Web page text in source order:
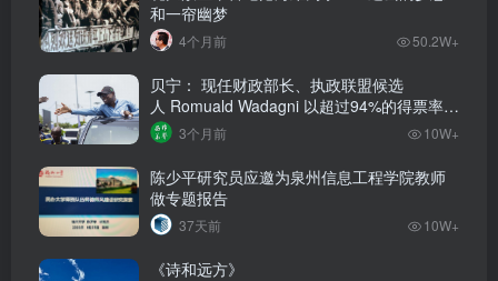
和一帘幽梦
4个月前 50.2W+
贝宁： 现任财政部长、执政联盟候选
人‌ Romuald Wadagni 以超过94%的得票率当
选新任总统‌
3个月前 10W+
陈少平研究员应邀为泉州信息工程学院教师
做专题报告
37天前 10W+
《诗和远方》